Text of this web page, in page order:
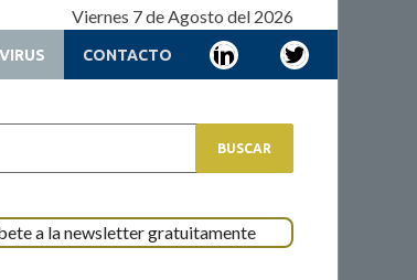
Viernes 7 de Agosto del 2026
CONTACTO
a la newsletter gratuitamente